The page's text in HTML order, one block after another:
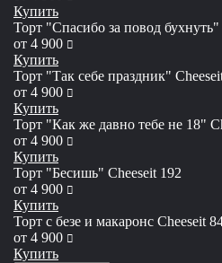
Купить
Торт "Спасибо за повод
от 4 900 руб
Купить
Торт "Так себе праздник"
от 4 900 руб
Купить
Торт "Как же давно тебе не 18"
от 4 900 руб
Купить
Торт "Бесишь" Сheeseit 192
от 4 900 руб
Купить
Торт с безе и макаронс Сheeseit
от 4 900 руб
Купить